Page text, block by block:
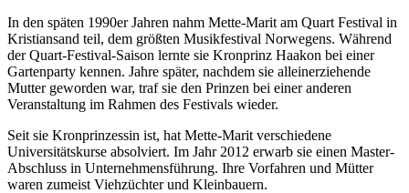
In den späten 1990er Jahren nahm Mette-Marit am Quart Festival in
Kristiansand teil, dem größten Musikfestival Norwegens. Während
der Quart-Festival-Saison lernte sie Kronprinz Haakon bei einer
Gartenparty kennen. Jahre später, nachdem sie alleinerziehende
Mutter geworden war, traf sie den Prinzen bei einer anderen
Veranstaltung im Rahmen des Festivals wieder.
Seit sie Kronprinzessin ist, hat Mette-Marit verschiedene
Universitätskurse absolviert. Im Jahr 2012 erwarb sie einen Master-
Abschluss in Unternehmensführung. Ihre Vorfahren und Mütter
waren zumeist Viehzüchter und Kleinbauern.